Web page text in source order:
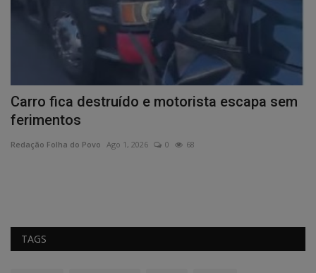
Carro fica destruído e motorista escapa sem
ferimentos
Redação Folha do Povo Ago 1, 2026 0 68
TAGS